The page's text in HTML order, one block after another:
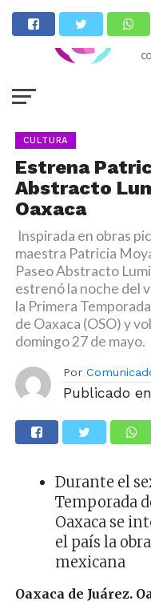
CULTURA
Estrena
Abstracto
Oaxaca
Inspirada en obras
maestra Patricia
Paseo Abstracto
estrenó la noche del
la Primera
de Oaxaca (OSO) y
domingo 27 de mayo.
Por
Publicado en
Durante el
Temporada
Oaxaca se
el país la
mexicana
Oaxaca de Juárez.